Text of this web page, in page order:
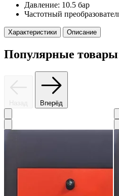
Давление: 10.5 бар
Частотный
Характеристики Описание
Популярные
Назад Вперёд